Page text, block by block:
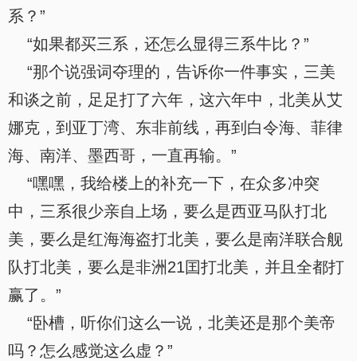
系？”
“如果都买三系，还怎么显得三系牛比？”
“那个说强词夺理的，告诉你一件事实，三美
和谈之前，足足打了六年，这六年中，北美从艾
娜克，到亚丁湾、东非前线，再到白令海、菲律
海、南洋、墨西哥，一直再输。”
“嘿嘿，我给楼上的补充一下，在众多冲突
中，三系很少亲自上场，要么是西亚马队打北
美，要么是红海海盗打北美，要么是南洋联合舰
队打北美，要么是非洲21囯打北美，并且全都打
赢了。”
“卧槽，听你们这么一说，北美还是那个美帝
吗？怎么感觉这么虚？”